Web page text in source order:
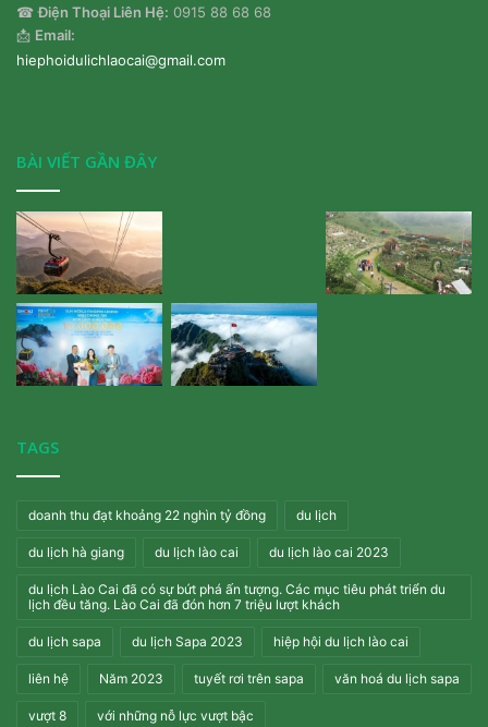
☎Điện Thoại Liên Hệ: 0915 88 68 68
📩 Email:
hiephoidulichlaocai@gmail.com
BÀI VIẾT GẦN ĐÂY
TAGS
doanh thu đạt khoảng 22 nghìn tỷ đồng du lịch
du lịch hà giang du lịch lào cai du lịch lào cai 2023
du lịch Lào Cai đã có sự bứt phá ấn tượng. Các mục tiêu phát triển du
lịch đều tăng. Lào Cai đã đón hơn 7 triệu lượt khách
du lịch sapa du lịch Sapa 2023 hiệp hội du lịch lào cai
liên hệ Năm 2023 tuyết rơi trên sapa văn hoá du lịch sapa
vượt 8 với những nỗ lực vượt bậc